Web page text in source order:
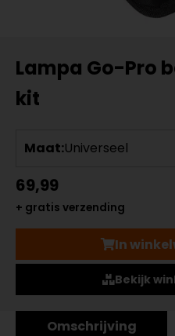
Lampa Go-Pro
kit
Maat:Universeel
69,99
+ gratis verzending
In
Bekijk
Omschrijving